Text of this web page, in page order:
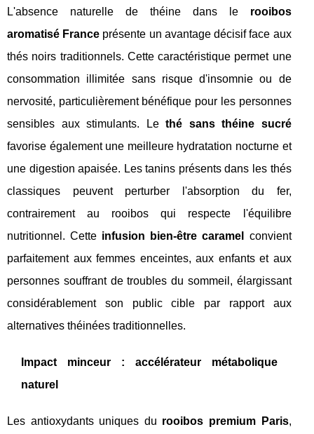
L'absence naturelle de théine dans le rooibos
aromatisé France présente un avantage décisif face aux
thés noirs traditionnels. Cette caractéristique permet une
consommation illimitée sans risque d'insomnie ou de
nervosité, particulièrement bénéfique pour les personnes
sensibles aux stimulants. Lethé sans théine sucré
favorise également une meilleure hydratation nocturne et
une digestion apaisée. Les tanins présents dans les thés
classiques peuvent perturber l'absorption du fer,
contrairement au rooibos qui respecte l'équilibre
nutritionnel. Cette infusion bien-être caramel
convient
parfaitement aux femmes enceintes, aux enfants et aux
personnes souffrant de troubles du sommeil, élargissant
considérablement son public cible par rapport aux
alternatives théinées traditionnelles.
Impact minceur : accélérateur métabolique
naturel
Les antioxydants uniques du rooibos premium Paris,